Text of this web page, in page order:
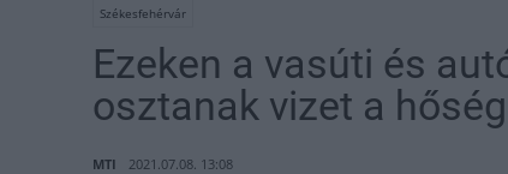
Székesfehérvár
Ezeken a vasúti és
osztanak vizet a
MTI 2021.07.08. 13:08